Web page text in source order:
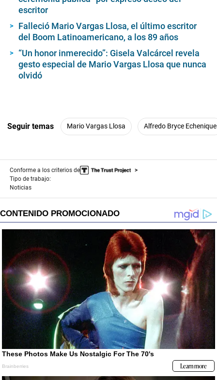
s
e
o
n
d
s
escritor
Falleció Mario Vargas Llosa, el último escritor
del Boom Latinoamericano, a los 89 años
“Un honor inmerecido”: Gisela Valcárcel revela
gesto especial de Mario Vargas Llosa que nunca
olvidó
Seguir temas Mario Vargas Llosa Alfredo Bryce Echenique
Conforme a los criterios de
Tipo de trabajo:
Noticias